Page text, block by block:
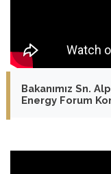
Bakanımız Sn.
Energy Forum